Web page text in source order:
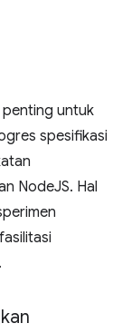
untuk
spesifikasi
NodeJS. Hal